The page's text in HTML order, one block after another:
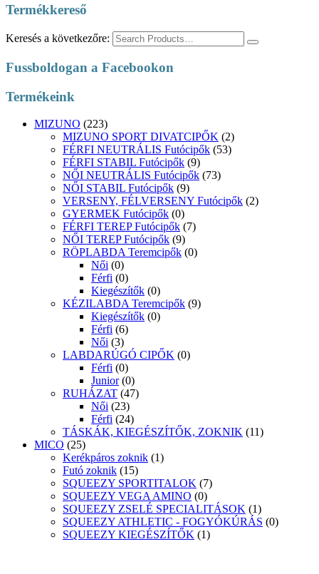
Termékkereső
Keresés a következőre:
Fussboldogan a Facebookon
Termékeink
MIZUNO (223)
MIZUNO SPORT DIVATCIPŐK (2)
FÉRFI NEUTRÁLIS Futócipők (53)
FÉRFI STABIL Futócipők (9)
NŐI NEUTRÁLIS Futócipők (73)
NŐI STABIL Futócipők (9)
VERSENY, FÉLVERSENY Futócipők (2)
GYERMEK Futócipők (0)
FÉRFI TEREP Futócipők (7)
NŐI TEREP Futócipők (9)
RÖPLABDA Teremcipők (0)
Női (0)
Férfi (0)
Kiegészítők (0)
KÉZILABDA Teremcipők (9)
Kiegészítők (0)
Férfi (6)
Női (3)
LABDARÚGÓ CIPŐK (0)
Férfi (0)
Junior (0)
RUHÁZAT (47)
Női (23)
Férfi (24)
TÁSKÁK, KIEGÉSZÍTŐK, ZOKNIK (11)
MICO (25)
Kerékpáros zoknik (1)
Futó zoknik (15)
SQUEEZY SPORTITALOK (7)
SQUEEZY VEGA AMINO (0)
SQUEEZY ZSELÉ SPECIALITÁSOK (1)
SQUEEZY ATHLETIC - FOGYÓKÚRÁS (0)
SQUEEZY KIEGÉSZÍTŐK (1)